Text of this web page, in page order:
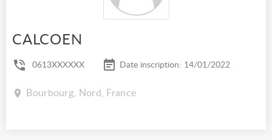
CALCOEN
0613XXXXXX Date inscription: 14/01/2022
Bourbourg, Nord, France